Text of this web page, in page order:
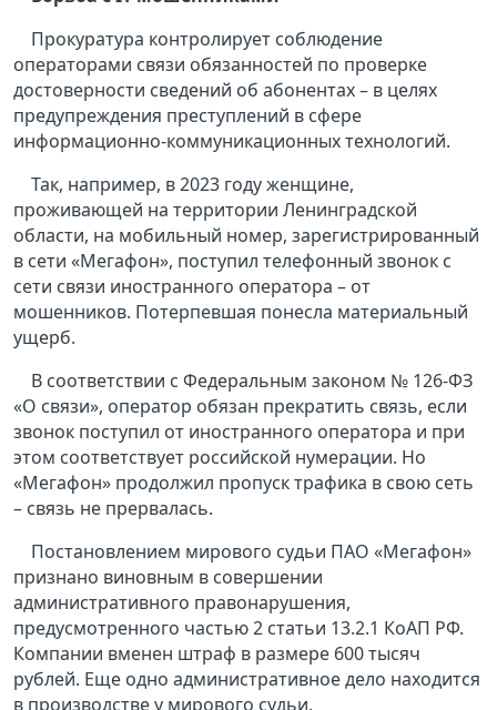
Прокуратура контролирует соблюдение
операторами связи обязанностей по проверке
достоверности сведений об абонентах – в целях
предупреждения преступлений в сфере
информационно-коммуникационных технологий.
Так, например, в 2023 году женщине,
проживающей на территории Ленинградской
области, на мобильный номер, зарегистрированный
в сети «Мегафон», поступил телефонный звонок с
сети связи иностранного оператора – от
мошенников. Потерпевшая понесла материальный
ущерб.
В соответствии с Федеральным законом № 126-ФЗ
«О связи», оператор обязан прекратить связь, если
звонок поступил от иностранного оператора и при
этом соответствует российской нумерации. Но
«Мегафон» продолжил пропуск трафика в свою сеть
– связь не прервалась.
Постановлением мирового судьи ПАО «Мегафон»
признано виновным в совершении
административного правонарушения,
предусмотренного частью 2 статьи 13.2.1 КоАП РФ.
Компании вменен штраф в размере 600 тысяч
рублей. Еще одно административное дело находится
в производстве у мирового судьи.